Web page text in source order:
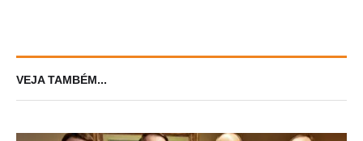
VEJA TAMBÉM...